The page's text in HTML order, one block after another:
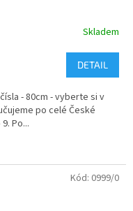
Skladem
DETAIL
- 80cm - vyberte si v
po celé České
Po...
Kód: 0999/0